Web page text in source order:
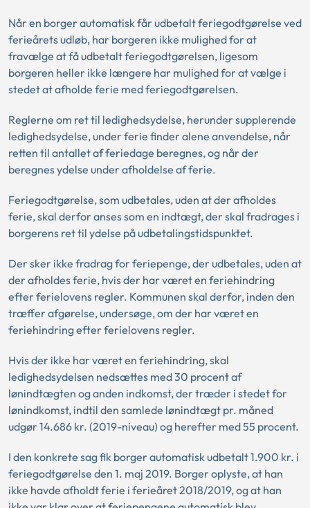
Når en borger automatisk får udbetalt feriegodtgørelse ved
ferieårets udløb, har borgeren ikke mulighed for at
fravælge at få udbetalt feriegodtgørelsen, ligesom
borgeren heller ikke længere har mulighed for at vælge i
stedet at afholde ferie med feriegodtgørelsen.
Reglerne om ret til ledighedsydelse, herunder supplerende
ledighedsydelse, under ferie finder alene anvendelse, når
retten til antallet af feriedage beregnes, og når der
beregnes ydelse under afholdelse af ferie.
Feriegodtgørelse, som udbetales, uden at der afholdes
ferie, skal derfor anses som en indtægt, der skal fradrages i
borgerens ret til ydelse på udbetalingstidspunktet.
Der sker ikke fradrag for feriepenge, der udbetales, uden at
der afholdes ferie, hvis der har været en feriehindring
efter ferielovens regler. Kommunen skal derfor, inden den
træffer afgørelse, undersøge, om der har været en
feriehindring efter ferielovens regler.
Hvis der ikke har været en feriehindring, skal
ledighedsydelsen nedsættes med 30 procent af
lønindtægten og anden indkomst, der træder i stedet for
lønindkomst, indtil den samlede lønindtægt pr. måned
udgør 14.686 kr. (2019-niveau) og herefter med 55 procent.
I den konkrete sag fik borger automatisk udbetalt 1.900 kr. i
feriegodtgørelse den 1. maj 2019. Borger oplyste, at han
ikke havde afholdt ferie i ferieåret 2018/2019, og at han